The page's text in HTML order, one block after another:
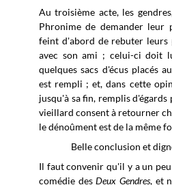
Au troisième acte, les
Phronime de demander leur
feint d'abord de rebuter leurs
avec son ami ; celui-ci doit
quelques sacs d'écus placés
est rempli ; et, dans cette
jusqu'à sa fin, remplis
vieillard consent à retourner
le dénoûment est de la même
Belle conclusion et
Il faut convenir qu'il y a un
comédie desDeux Gendres, et